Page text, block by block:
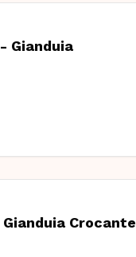
Gianduia
Crocante